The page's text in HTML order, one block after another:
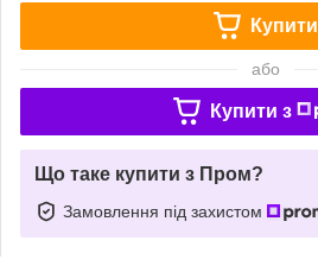
Купити
або
Купити з
Що таке купити з Пром?
Замовлення під захистом